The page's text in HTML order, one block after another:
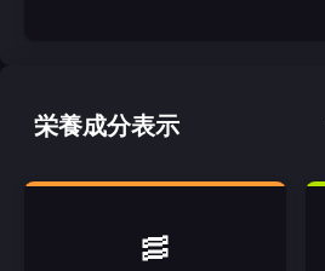
栄養成分表示
🥓